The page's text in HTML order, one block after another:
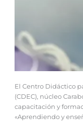
El Centro Didáctico
(CDEC), núcleo
capacitación y
«Aprendiendo y